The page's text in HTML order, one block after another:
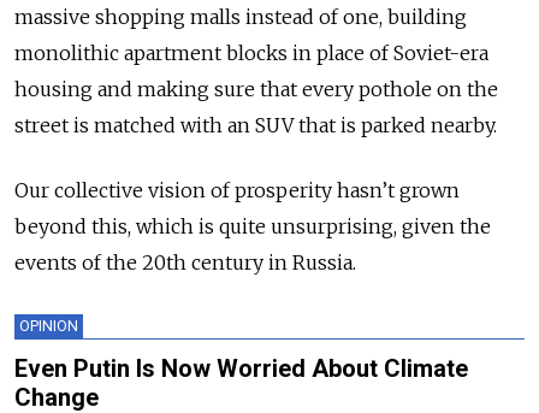
massive shopping malls instead of one, building
monolithic apartment blocks in place of Soviet-era
housing and making sure that every pothole on the
street is matched with an SUV that is parked nearby.
Our collective vision of prosperity hasn’t grown
beyond this, which is quite unsurprising, given the
events of the 20th century in Russia.
OPINION
Even Putin Is Now Worried About Climate
Change